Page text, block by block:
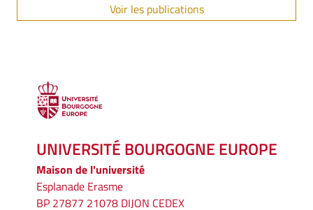
Voir les publications
UNIVERSITÉ BOURGOGNE EUROPE
Maison de l'université
Esplanade Erasme
BP 27877 21078 DIJON CEDEX